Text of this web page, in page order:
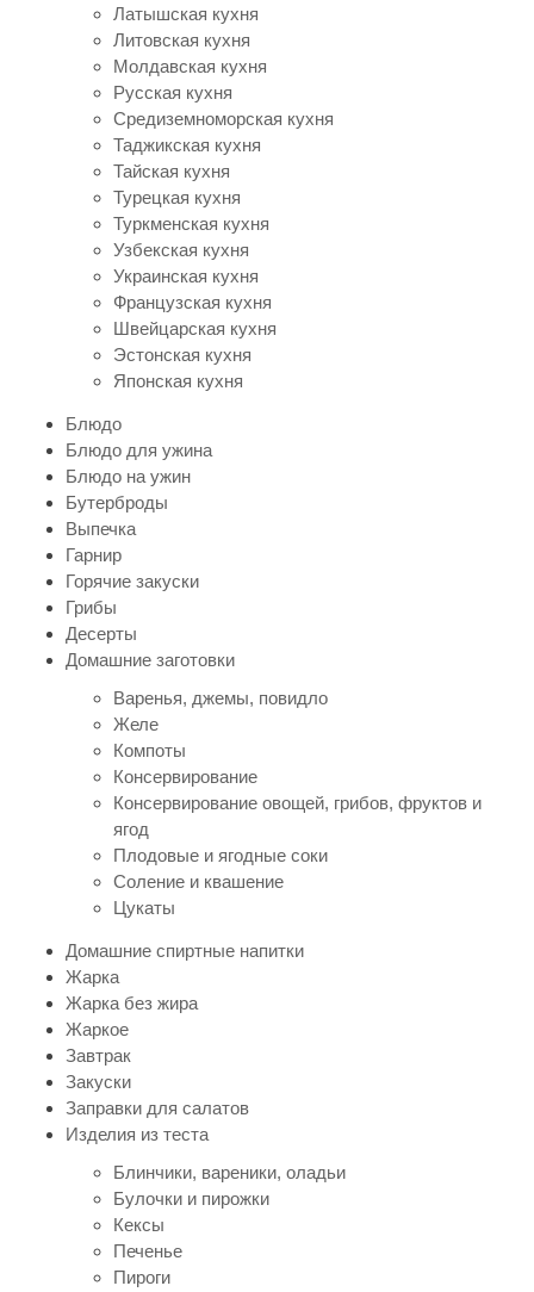
Латышская кухня
Литовская кухня
Молдавская кухня
Русская кухня
Средиземноморская кухня
Таджикская кухня
Тайская кухня
Турецкая кухня
Туркменская кухня
Узбекская кухня
Украинская кухня
Французская кухня
Швейцарская кухня
Эстонская кухня
Японская кухня
Блюдо
Блюдо для ужина
Блюдо на ужин
Бутерброды
Выпечка
Гарнир
Горячие закуски
Грибы
Десерты
Домашние заготовки
Варенья, джемы, повидло
Желе
Компоты
Консервирование
Консервирование овощей, грибов, фруктов и
ягод
Плодовые и ягодные соки
Соление и квашение
Цукаты
Домашние спиртные напитки
Жарка
Жарка без жира
Жаркое
Завтрак
Закуски
Заправки для салатов
Изделия из теста
Блинчики, вареники, оладьи
Булочки и пирожки
Кексы
Печенье
Пироги